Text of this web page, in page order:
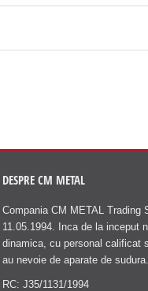
DESPRE CM METAL
Compania CM METAL Trading
11.05.1994. Inca de la inceput
dinamica, cu personal calificat
au nevoie de aparate de sudura.
RC: J35/1131/1994